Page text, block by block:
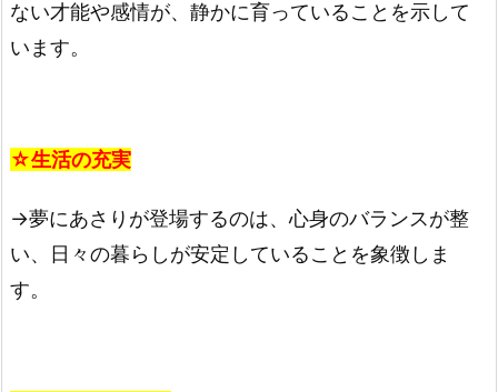
ない才能や感情が、静かに育っていることを示して
います。
☆生活の充実
→夢にあさりが登場するのは、心身のバランスが整
い、日々の暮らしが安定していることを象徴しま
す。